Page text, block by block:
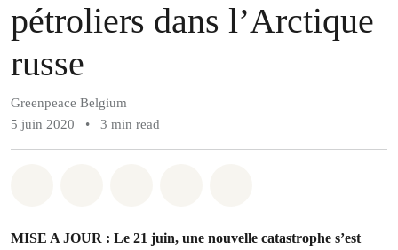
pétroliers dans l’Arctique
russe
Greenpeace Belgium
5 juin 2020
• 3 min read
MISE A JOUR : Le 21 juin, une nouvelle catastrophe s’est